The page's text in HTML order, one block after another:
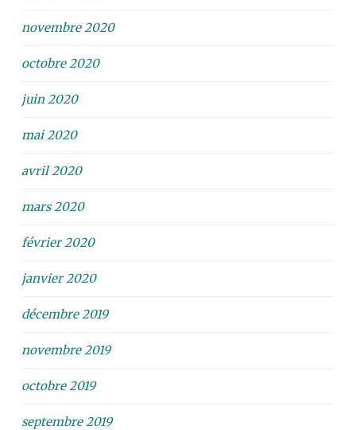
novembre 2020
octobre 2020
juin 2020
mai 2020
avril 2020
mars 2020
février 2020
janvier 2020
décembre 2019
novembre 2019
octobre 2019
septembre 2019